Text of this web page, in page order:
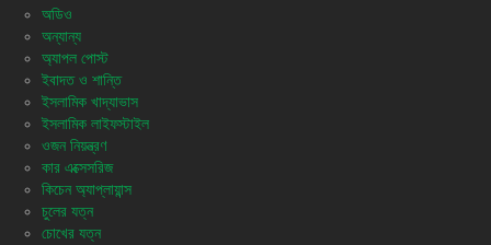
অডিও
অন্যান্য
অ্যাপল পোস্ট
ইবাদত ও শান্তি
ইসলামিক খাদ্যাভাস
ইসলামিক লাইফস্টাইল
ওজন নিয়ন্ত্রণ
কার এক্সেসরিজ
কিচেন অ্যাপ্লায়ান্স
চুলের যত্ন
চোখের যত্ন